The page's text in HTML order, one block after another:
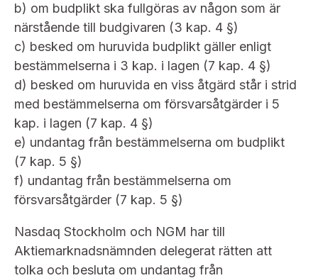
b) om budplikt ska fullgöras av någon som är
närstående till budgivaren (3 kap. 4 §)
c) besked om huruvida budplikt gäller enligt
bestämmelserna i 3 kap. i lagen (7 kap. 4 §)
d) besked om huruvida en viss åtgärd står i strid
med bestämmelserna om försvarsåtgärder i 5
kap. i lagen (7 kap. 4 §)
e) undantag från bestämmelserna om budplikt
(7 kap. 5 §)
f) undantag från bestämmelserna om
försvarsåtgärder (7 kap. 5 §)
Nasdaq Stockholm och NGM har till
Aktiemarknadsnämnden delegerat rätten att
tolka och besluta om undantag från